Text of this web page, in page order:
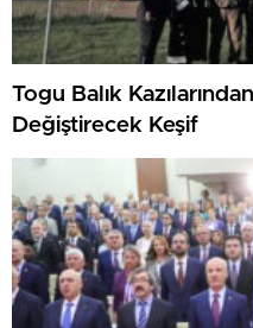
Togu Balık
Değiştirecek Keşif